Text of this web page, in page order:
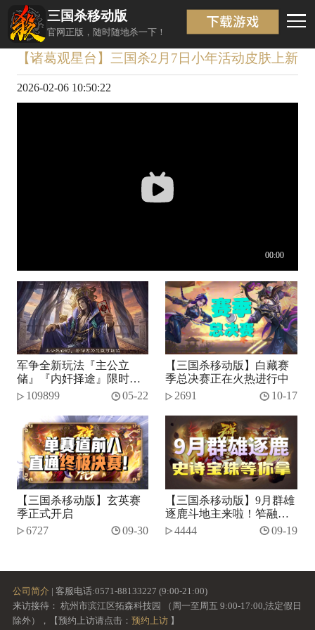
三国杀移动版
官网正版，随时随地杀一下！
返回
【诸葛观星台】三国杀2月7日小年活动皮肤上新
2026-02-06 10:50:22
军争全新玩法『主公立
储』『内奸择途』限时开
启！109899 05-22
【三国杀移动版】白藏赛
季总决赛正在火热进行中
2691
10-17
【三国杀移动版】玄英赛
季正式开启
6727
09-30
【三国杀移动版】9月群雄
逐鹿斗地主来啦！笮融、
势张燕加入将池~
4444 09-19
公司简介 | 客服电话:0571-88133227 (9:00-21:00)
来访接待： 杭州市滨江区拓森科技园 （周一至周五 9:00-17:00,法定假日
除外），【预约上访请点击： 预约上访】